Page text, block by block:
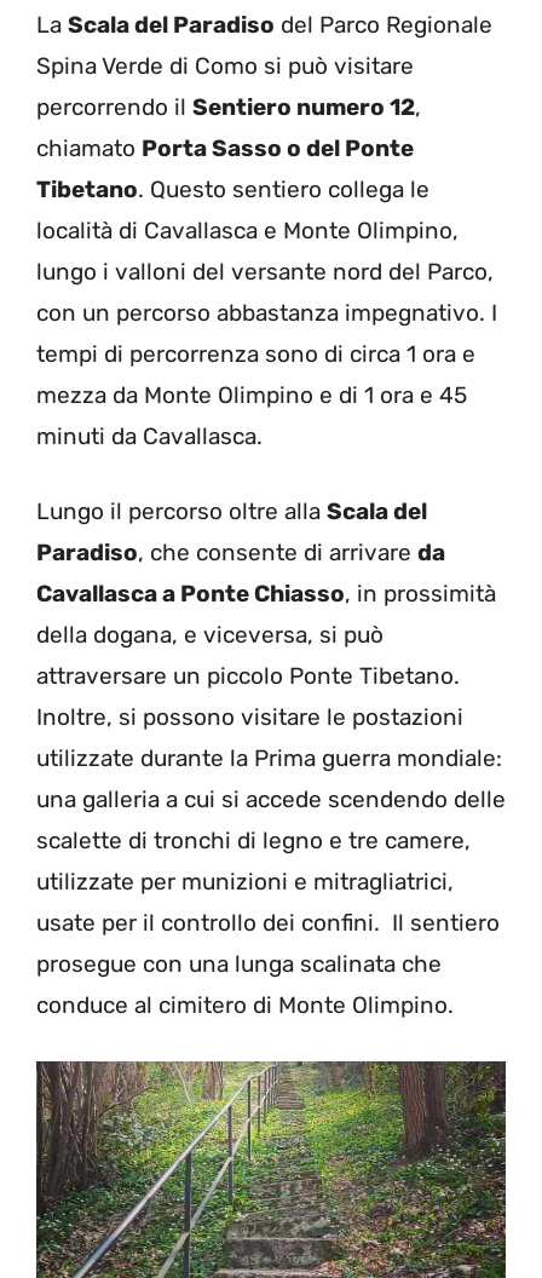
La Scala del Paradiso del Parco Regionale
Spina Verde di Como si può visitare
percorrendo il Sentiero numero 12,
chiamato Porta Sasso o del Ponte
Tibetano. Questo sentiero collega le
località di Cavallasca e Monte Olimpino,
lungo i valloni del versante nord del Parco,
con un percorso abbastanza impegnativo. I
tempi di percorrenza sono di circa 1 ora e
mezza da Monte Olimpino e di 1 ora e 45
minuti da Cavallasca.
Lungo il percorso oltre alla Scala del
Paradiso, che consente di arrivare da
Cavallasca a Ponte Chiasso, in prossimità
della dogana, e viceversa, si può
attraversare un piccolo Ponte Tibetano.
Inoltre, si possono visitare le postazioni
utilizzate durante la Prima guerra mondiale:
una galleria a cui si accede scendendo delle
scalette di tronchi di legno e tre camere,
utilizzate per munizioni e mitragliatrici,
usate per il controllo dei confini. Il sentiero
prosegue con una lunga scalinata che
conduce al cimitero di Monte Olimpino.